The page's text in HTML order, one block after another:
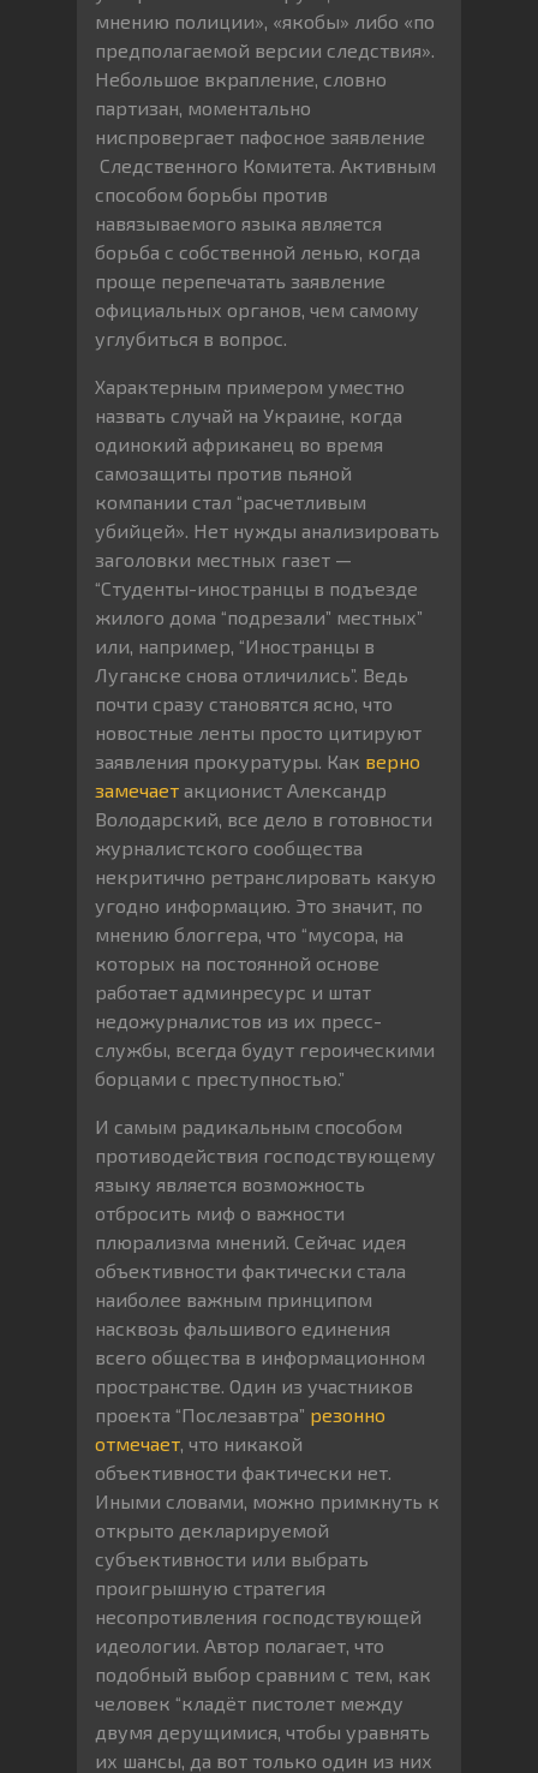
мнению полиции», «якобы» либо «по
предполагаемой версии следствия».
Небольшое вкрапление, словно
партизан, моментально
ниспровергает пафосное заявление
Следственного Комитета. Активным
способом борьбы против
навязываемого языка является
борьба с собственной ленью, когда
проще перепечатать заявление
официальных органов, чем самому
углубиться в вопрос.
Характерным примером уместно
назвать случай на Украине, когда
одинокий африканец во время
самозащиты против пьяной
компании стал “расчетливым
убийцей». Нет нужды анализировать
заголовки местных газет —
“Студенты-иностранцы в подъезде
жилого дома “подрезали” местных”
или, например, “Иностранцы в
Луганске снова отличились”. Ведь
почти сразу становятся ясно, что
новостные ленты просто цитируют
заявления прокуратуры. Как верно
замечает акционист Александр
Володарский, все дело в готовности
журналистского сообщества
некритично ретранслировать какую
угодно информацию. Это значит, по
мнению блоггера, что “мусора, на
которых на постоянной основе
работает админресурс и штат
недожурналистов из их пресс-
службы, всегда будут героическими
борцами с преступностью.”
И самым радикальным способом
противодействия господствующему
языку является возможность
отбросить миф о важности
плюрализма мнений. Сейчас идея
объективности фактически стала
наиболее важным принципом
насквозь фальшивого единения
всего общества в информационном
пространстве. Один из участников
проекта “Послезавтра” резонно
отмечает, что никакой
объективности фактически нет.
Иными словами, можно примкнуть к
открыто декларируемой
субъективности или выбрать
проигрышную стратегия
несопротивления господствующей
идеологии. Автор полагает, что
подобный выбор сравним с тем, как
человек “кладёт пистолет между
двумя дерущимися, чтобы уравнять
их шансы, да вот только один из них